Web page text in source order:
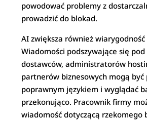
powodować problemy z
prowadzić do blokad.
AI zwiększa również
Wiadomości podszywające się
dostawców, administratorów
partnerów biznesowych mogą być
poprawnym językiem i wyglądać
przekonująco. Pracownik firmy
wiadomość dotyczącą rzekomego